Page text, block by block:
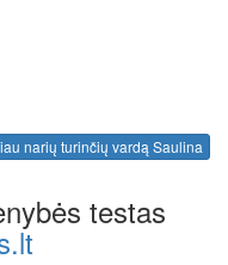
narių turinčių vardą Saulina
testas